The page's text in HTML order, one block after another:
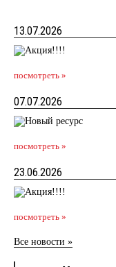
13.07.2026
посмотреть »
07.07.2026
посмотреть »
23.06.2026
посмотреть »
Все новости »